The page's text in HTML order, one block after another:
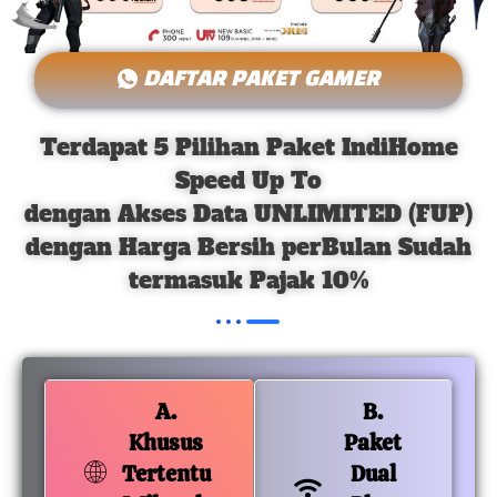
DAFTAR PAKET GAMER
Terdapat 5 Pilihan Paket IndiHome
Speed Up To
dengan Akses Data UNLIMITED (FUP)
dengan Harga Bersih perBulan Sudah
termasuk Pajak 10%
A.
Khusus
Tertentu
B.
Paket
Dual